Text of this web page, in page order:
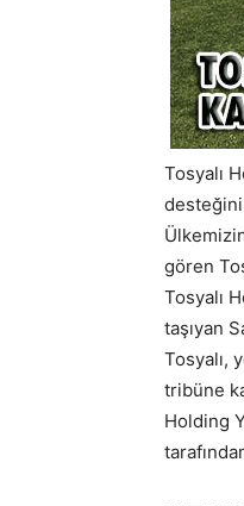
Tosyalı
desteğini
gören
Tosyalı
taşıyan
Tosyalı,
tribüne
Holding